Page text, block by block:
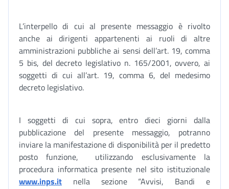
L’interpello di cui al presente messaggio è rivolto
anche ai dirigenti appartenenti ai ruoli di altre
amministrazioni pubbliche ai sensi dell’art. 19, comma
5 bis, del decreto legislativo n. 165/2001, ovvero, ai
soggetti di cui all’art. 19, comma 6, del medesimo
decreto legislativo.
I soggetti di cui sopra, entro dieci giorni dalla
pubblicazione del presente messaggio, potranno
inviare la manifestazione di disponibilità per il predetto
posto funzione, utilizzando esclusivamente la
procedura informatica presente nel sito istituzionale
www.inps.it nella sezione “Avvisi, Bandi e